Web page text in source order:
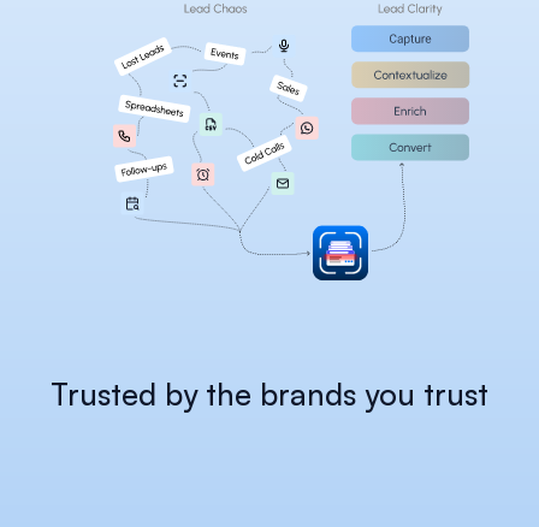
Trusted by the brands you trust